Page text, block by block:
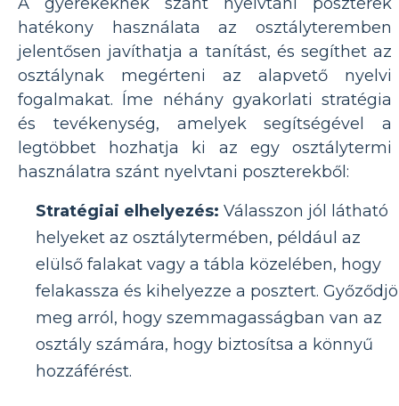
hatékony használata az osztályteremben
jelentősen javíthatja a tanítást, és segíthet az
osztálynak megérteni az alapvető nyelvi
fogalmakat. Íme néhány gyakorlati stratégia
és tevékenység, amelyek segítségével a
legtöbbet hozhatja ki az egy osztálytermi
használatra szánt nyelvtani poszterekből:
Stratégiai elhelyezés: Válasszon jól látható
helyeket az osztálytermében, például az
elülső falakat vagy a tábla közelében, hogy
felakassza és kihelyezze a posztert.
meg arról, hogy szemmagasságban van az
osztály számára, hogy biztosítsa a könnyű
hozzáférést.